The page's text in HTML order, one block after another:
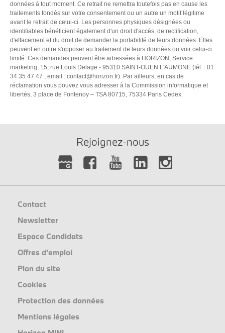
données à tout moment. Ce retrait ne remettra toutefois pas en cause les
traitements fondés sur votre consentement ou un autre un motif légitime
avant le retrait de celui-ci. Les personnes physiques désignées ou
identifiables bénéficient également d'un droit d'accès, de rectification,
d'effacement et du droit de demander la portabilité de leurs données. Elles
peuvent en outre s'opposer au traitement de leurs données ou voir celui-ci
limité. Ces demandes peuvent être adressées à HORIZON, Service
marketing, 15, rue Louis Delage - 95310 SAINT-OUEN L'AUMONE (tél. : 01
34 35 47 47 ; email : contact@horizon.fr). Par ailleurs, en cas de
réclamation vous pouvez vous adresser à la Commission informatique et
libertés, 3 place de Fontenoy – TSA 80715, 75334 Paris Cedex.
Rejoignez-nous
Contact
Newsletter
Espace Candidats
Offres d'emploi
Plan du site
Cookies
Protection des données
Mentions légales